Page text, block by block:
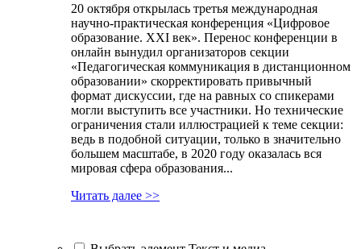
20 октября открылась третья международная
научно-практическая конференция «Цифровое
образование. XXI век». Перенос конференции в
онлайн вынудил организаторов секции
«Педагогическая коммуникация в дистанционном
образовании» скорректировать привычный
формат дискуссии, где на равных со спикерами
могли выступить все участники. Но технические
ограничения стали иллюстрацией к теме секции:
ведь в подобной ситуации, только в значительно
большем масштабе, в 2020 году оказалась вся
мировая сфера образования...
Читать далее >>